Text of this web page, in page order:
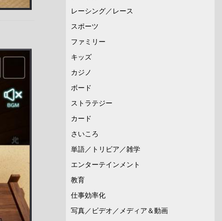
レーシング／レース
スポーツ
ファミリー
キッズ
カジノ
ボード
ストラテジー
カード
さいころ
単語／トリビア／雑学
エンターテインメント
教育
仕事効率化
写真／ビデオ／メディア＆動画